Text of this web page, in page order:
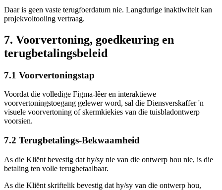
Daar is geen vaste terugfoerdatum nie. Langdurige inaktiwiteit kan
projekvoltooiing vertraag.
7. Voorvertoning, goedkeuring en
terugbetalingsbeleid
7.1 Voorvertoningstap
Voordat die volledige Figma-lêer en interaktiewe
voorvertoningstoegang gelewer word, sal die Diensverskaffer 'n
visuele voorvertoning of skermkiekies van die tuisbladontwerp
voorsien.
7.2 Terugbetalings-Bekwaamheid
As die Kliënt bevestig dat hy/sy nie van die ontwerp hou nie, is die
betaling ten volle terugbetaalbaar.
As die Kliënt skriftelik bevestig dat hy/sy van die ontwerp hou,